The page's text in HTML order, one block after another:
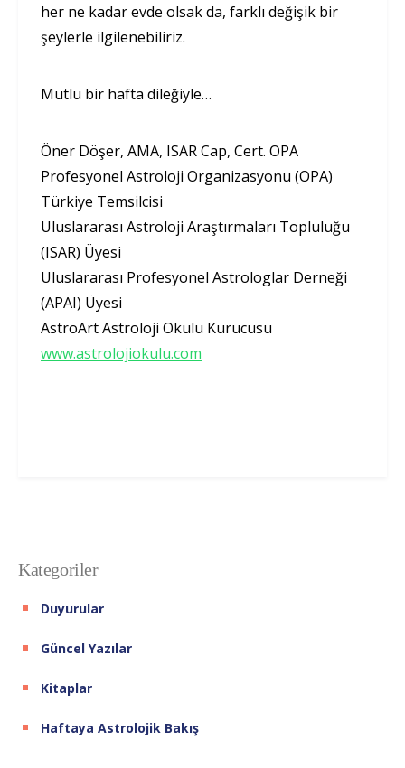
her ne kadar evde olsak da, farklı değişik bir
şeylerle ilgilenebiliriz.
Mutlu bir hafta dileğiyle…
Öner Döşer, AMA, ISAR Cap, Cert. OPA
Profesyonel Astroloji Organizasyonu (OPA)
Türkiye Temsilcisi
Uluslararası Astroloji Araştırmaları Topluluğu
(ISAR) Üyesi
Uluslararası Profesyonel Astrologlar Derneği
(APAI) Üyesi
AstroArt Astroloji Okulu Kurucusu
www.astrolojiokulu.com
Kategoriler
Duyurular
Güncel Yazılar
Kitaplar
Haftaya Astrolojik Bakış